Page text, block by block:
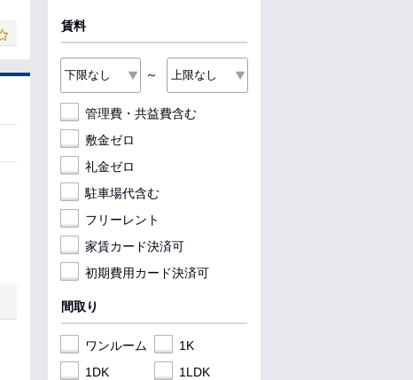
賃料
～
管理費・共益費含む
敷金ゼロ
礼金ゼロ
駐車場代含む
フリーレント
家賃カード決済可
初期費用カード決済可
間取り
ワンルーム
1K
1DK
1LDK